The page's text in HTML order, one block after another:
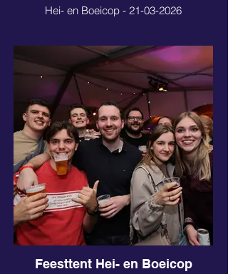
Hei- en Boeicop - 21-03-2026
Feesttent Hei- en Boeicop